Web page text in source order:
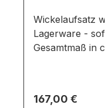
Wickelaufsatz
Lagerware -
Gesamtmaß in
cm Wichtige
Regulärer Preis:
167,00 €